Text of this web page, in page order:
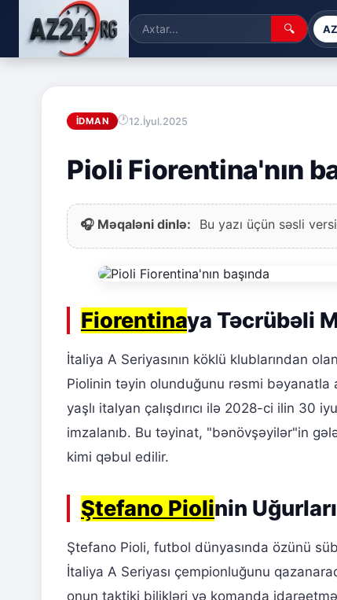
🔍 AZ
İDMAN 12.İyul.2025
Pioli Fiorentina'nın
🎧 Məqaləni dinlə: Bu yazı üçün səsli
Fiorentinaya Təcrübəli
İtaliya A Seriyasının köklü klublarından olan
Piolinin təyin olunduğunu rəsmi bəyanatla
yaşlı italyan çalışdırıcı ilə 2028-ci ilin 30
imzalanıb. Bu təyinat, "bənövşəyilər"in
kimi qəbul edilir.
Ştefano Piolinin
Ştefano Pioli, futbol dünyasında özünü
İtaliya A Seriyası çempionluğunu
onun taktiki bilikləri və komanda